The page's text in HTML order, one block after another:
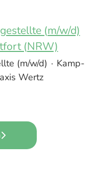
(m/w/d)
(NRW)
(m/w/d) · Kamp-
Wertz